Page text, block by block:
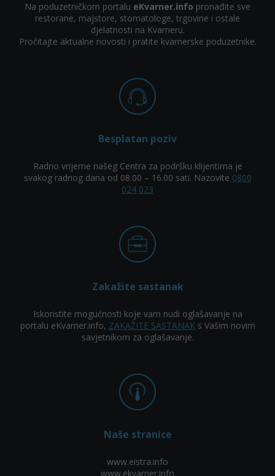
Na poduzetničkom portalu eKvarner.info pronađite sve
restorane, majstore, stomatologe, trgovine i ostale
djelatnosti na Kvarneru.
Pročitajte aktualne novosti i pratite kvarnerske poduzetnike.
Besplatan poziv
Radno vrijeme našeg Centra za podršku klijentima je
svakog radnog dana od 08.00 – 16.00 sati. Nazovite 0800
024 023
Zakažite sastanak
Iskoristite mogućnosti koje vam nudi oglašavanje na
portalu eKvarner.info, ZAKAŽITE SASTANAKs Vašim novim
savjetnikom za oglašavanje.
Naše stranice
www.eistra.info
www.ekvarner.info